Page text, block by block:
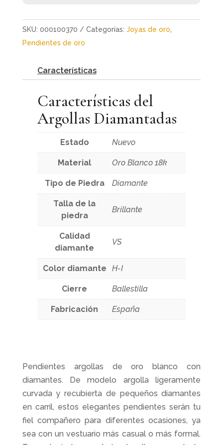
SKU: 000100370 Categorías: Joyas de oro
Pendientes de oro
Características
Características del
Argollas Diamantadas
Estado Nuevo
Material Oro Blanco 18k
Tipo de Piedra Diamante
Talla de la
piedra
Brillante
Calidad
diamante
VS
Color diamante H-I
Cierre Ballestilla
Fabricación España
Pendientes argollas de oro blanco con
diamantes. De modelo argolla ligeramente
curvada y recubierta de pequeños diamantes
en carril, estos elegantes pendientes serán tu
fiel compañero para diferentes ocasiones, ya
sea con un vestuario más casual o más formal.